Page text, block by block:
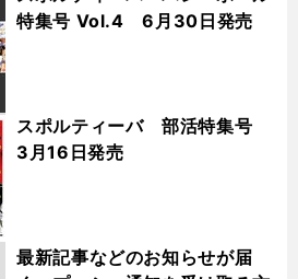
特集号 Vol.4 6月30日発売
スポルティーバ 部活特集号
3月16日発売
最新記事などのお知らせが届